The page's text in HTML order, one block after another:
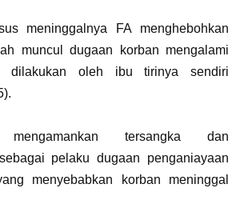
meninggalnya FA menghebohkan
muncul dugaan korban mengalami
dilakukan oleh ibu tirinya sendiri
tersangka dan
pelaku dugaan penganiayaan
menyebabkan korban meninggal